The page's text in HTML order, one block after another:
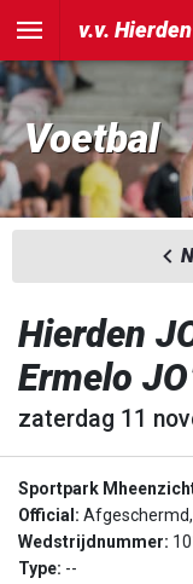
v.v. Hierden
Voetbal
Hierden
Ermelo
zaterdag 11
Sportpark
Official:
Wedstrijdnummer:
Type: --